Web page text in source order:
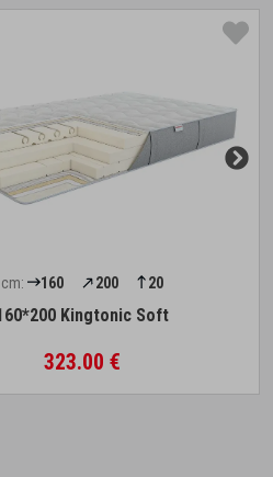
cm: 160 200 20
Kingtonic Soft
323.00 €